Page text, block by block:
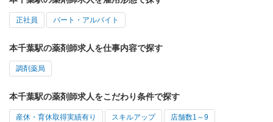
正社員 パート・アルバイト
本千葉駅の薬剤師求人を仕事内容で探す
調剤薬局
本千葉駅の薬剤師求人をこだわり条件で探す
産休・育休取得実績有り スキルアップ 店舗数1～9